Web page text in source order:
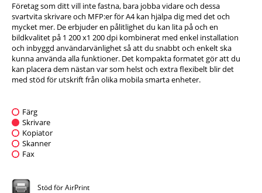
Företag som ditt vill inte fastna, bara jobba vidare och dessa
svartvita skrivare och MFP:er för A4 kan hjälpa dig med det och
mycket mer. De erbjuder en pålitlighet du kan lita på och en
bildkvalitet på 1 200 x1 200 dpi kombinerat med enkel installation
och inbyggd användarvänlighet så att du snabbt och enkelt ska
kunna använda alla funktioner. Det kompakta formatet gör att du
kan placera dem nästan var som helst och extra flexibelt blir det
med stöd för utskrift från olika mobila smarta enheter.
Färg
Skrivare
Kopiator
Skanner
Fax
Stöd för AirPrint